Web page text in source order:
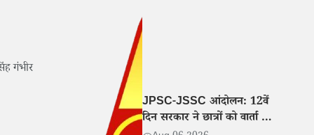
गंभीर
JPSC-JSSC आंदोलन: 12वें
दिन सरकार ने छात्रों को वार्ता के